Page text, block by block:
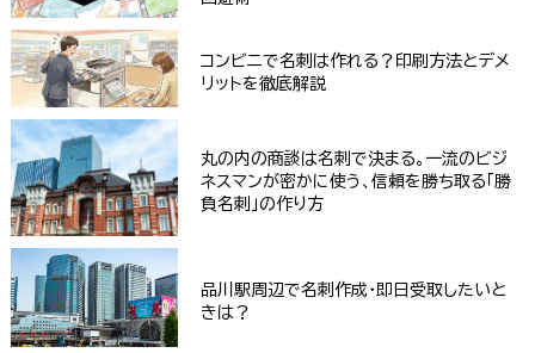
コンビニで名刺は作れる？印刷方法とデメ
リットを徹底解説
丸の内の商談は名刺で決まる。一流のビジ
ネスマンが密かに使う、信頼を勝ち取る「勝
負名刺」の作り方
品川駅周辺で名刺作成・即日受取したいと
きは？